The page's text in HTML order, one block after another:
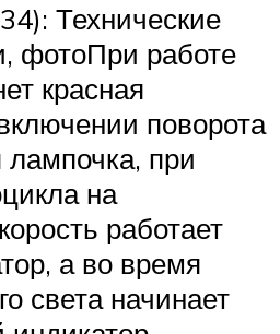
Технические
фотоПри работе
красная
поворота
лампочка, при
на
работает
а во время
света начинает